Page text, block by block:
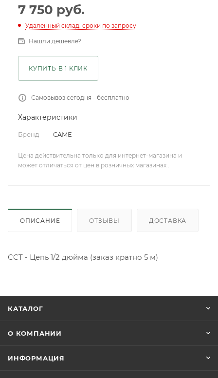
7 750 руб.
Удаленный склад: сроки по запросу
Нашли дешевле?
КУПИТЬ В 1 КЛИК
Самовывоз сегодня - бесплатно
Характеристики
Бренд — CAME
Цена действительна только для интернет-магазина и
может отличаться от цен в розничных магазинах .
ОПИСАНИЕ ОТЗЫВЫ ДОСТАВКА
CCT - Цепь 1/2 дюйма (заказ кратно 5 м)
КАТАЛОГ
О КОМПАНИИ
ИНФОРМАЦИЯ